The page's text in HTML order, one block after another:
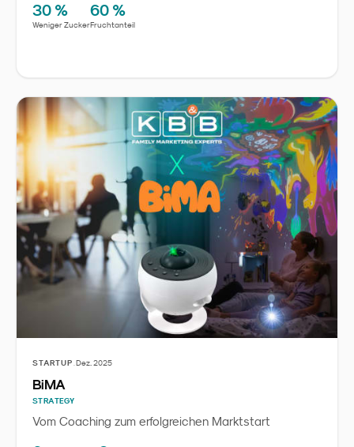
30 %
Weniger Zucker
60 %
Fruchtanteil
STARTUP·Dez. 2025
BiMA
STRATEGY
Vom Coaching zum erfolgreichen Marktstart